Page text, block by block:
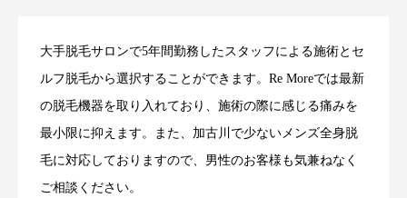
大手脱毛サロンで5年間勤務したスタッフによる施術とセ
ルフ脱毛から選択することができます。Re Moreでは最新
の脱毛機器を取り入れており、施術の際に感じる痛みを
最小限に抑えます。また、加古川で少ないメンズ全身脱
毛に対応しておりますので、男性のお客様も気兼ねなく
ご相談ください。